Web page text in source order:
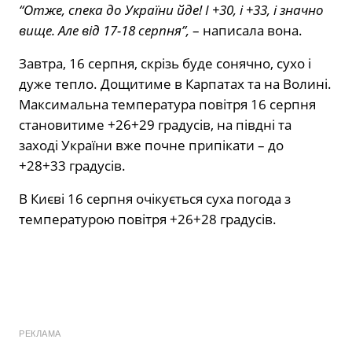
“Отже, спека до України йде! І +30, і +33, і значно
вище. Але від 17-18 серпня”, – написала вона.
Завтра, 16 серпня, скрізь буде сонячно, сухо і
дуже тепло. Дощитиме в Карпатах та на Волині.
Максимальна температура повітря 16 серпня
становитиме +26+29 градусів, на півдні та
заході України вже почне припікати – до
+28+33 градусів.
В Києві 16 серпня очікується суха погода з
температурою повітря +26+28 градусів.
РЕКЛАМА